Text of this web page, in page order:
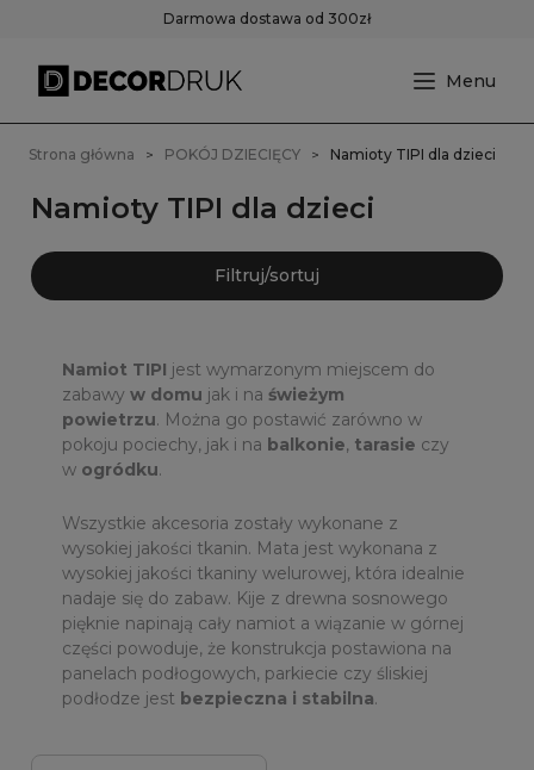
Darmowa dostawa od 300zł
Strona główna POKÓJ DZIECIĘCY Namioty TIPI dla dzieci
Namioty TIPI dla dzieci
Filtruj/sortuj
Namiot TIPI jest wymarzonym miejscem do
zabawy w domu jak i na świeżym
powietrzu. Można go postawić zarówno w
pokoju pociechy, jak i na balkonie, tarasie czy
w ogródku.
Wszystkie akcesoria zostały wykonane z
wysokiej jakości tkanin. Mata jest wykonana z
wysokiej jakości tkaniny welurowej, która idealnie
nadaje się do zabaw. Kije z drewna sosnowego
pięknie napinają cały namiot a wiązanie w górnej
części powoduje, że konstrukcja postawiona na
panelach podłogowych, parkiecie czy śliskiej
podłodze jest bezpieczna i stabilna.